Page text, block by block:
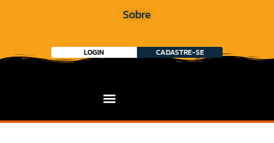
Sobre
LOGIN CADASTRE-SE